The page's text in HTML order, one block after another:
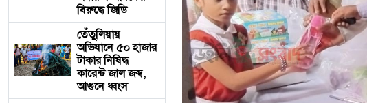
বিরুদ্ধে জিডি
তেঁতুলিয়ায়
অভিযানে ৫০ হাজার
টাকার নিষিদ্ধ
কারেন্ট জাল জব্দ,
আগুনে ধ্বংস